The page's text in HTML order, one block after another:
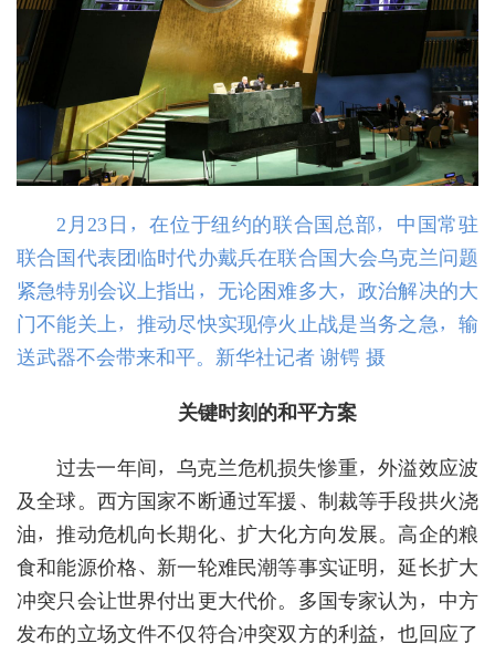
2月23日，在位于纽约的联合国总部，中国常驻
联合国代表团临时代办戴兵在联合国大会乌克兰问题
紧急特别会议上指出，无论困难多大，政治解决的大
门不能关上，推动尽快实现停火止战是当务之急，输
送武器不会带来和平。新华社记者 谢锷 摄
关键时刻的和平方案
过去一年间，乌克兰危机损失惨重，外溢效应波
及全球。西方国家不断通过军援、制裁等手段拱火浇
油，推动危机向长期化、扩大化方向发展。高企的粮
食和能源价格、新一轮难民潮等事实证明，延长扩大
冲突只会让世界付出更大代价。多国专家认为，中方
发布的立场文件不仅符合冲突双方的利益，也回应了